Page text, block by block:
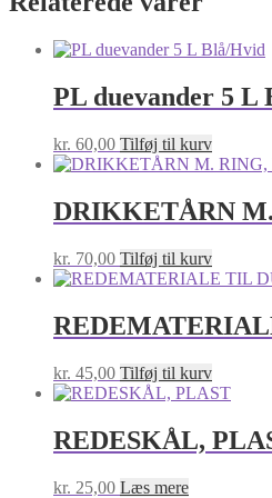
PL duevander 5 L
kr. 60,00 Tilføj til kurv
DRIKKETÅRN
kr. 70,00 Tilføj til kurv
kr. 45,00 Tilføj til kurv
REDESKÅL,
kr. 25,00 Læs mere